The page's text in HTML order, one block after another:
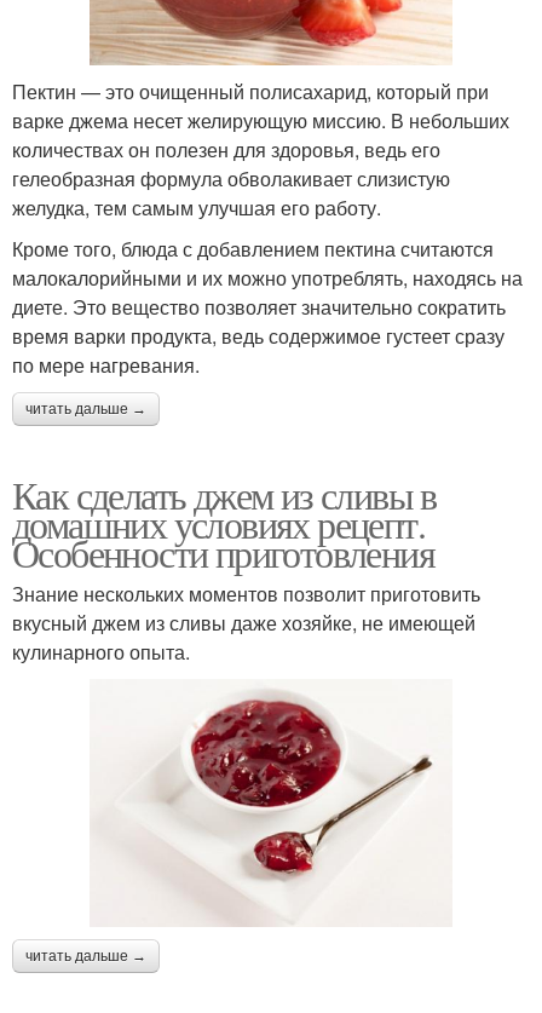
Пектин — это очищенный полисахарид, который при
варке джема несет желирующую миссию. В небольших
количествах он полезен для здоровья, ведь его
гелеобразная формула обволакивает слизистую
желудка, тем самым улучшая его работу.
Кроме того, блюда с добавлением пектина считаются
малокалорийными и их можно употреблять, находясь на
диете. Это вещество позволяет значительно сократить
время варки продукта, ведь содержимое густеет сразу
по мере нагревания.
читать дальше →
Как сделать джем из сливы в
домашних условиях рецепт.
Особенности приготовления
Знание нескольких моментов позволит приготовить
вкусный джем из сливы даже хозяйке, не имеющей
кулинарного опыта.
читать дальше →